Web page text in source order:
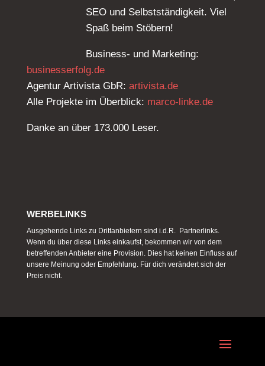
SEO und Selbstständigkeit. Viel
Spaß beim Stöbern!
Business- und Marketing:
businesserfolg.de
Agentur Artivista GbR: artivista.de
Alle Projekte im Überblick: marco-linke.de
Danke an über 173.000 Leser.
WERBELINKS
Ausgehende Links zu Drittanbietern sind i.d.R. Partnerlinks.
Wenn du über diese Links einkaufst, bekommen wir von dem
betreffenden Anbieter eine Provision. Dies hat keinen Einfluss auf
unsere Meinung oder Empfehlung. Für dich verändert sich der
Preis nicht.